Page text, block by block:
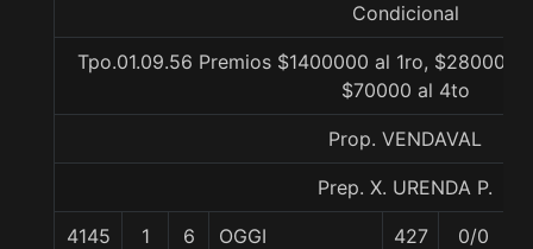
Condicional
Tpo.01.09.56 Premios $1400000 al 1ro, $280000
$70000 al 4to
Prop. VENDAVAL
Prep. X. URENDA P.
4145 1 6 OGGI 427 0/0